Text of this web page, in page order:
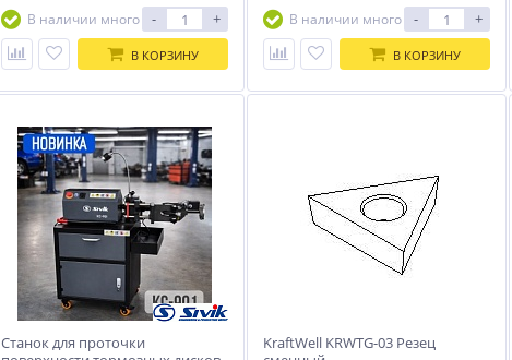
В наличии много
- +
В КОРЗИНУ
Максимальная толщина
тормозного диска
В наличии много
- +
В КОРЗИНУ
Станок для проточки
KraftWell KRWTG-03 Резец